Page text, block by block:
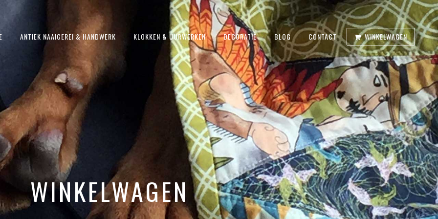
ANTIEK NAAIGEREI & HANDWERK KLOKKEN & UURWERKEN DECORATIE BLOG CONTACT WINKELWAGEN
WINKELWAGEN